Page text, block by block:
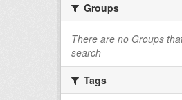
Groups
There are no Groups
search
Tags